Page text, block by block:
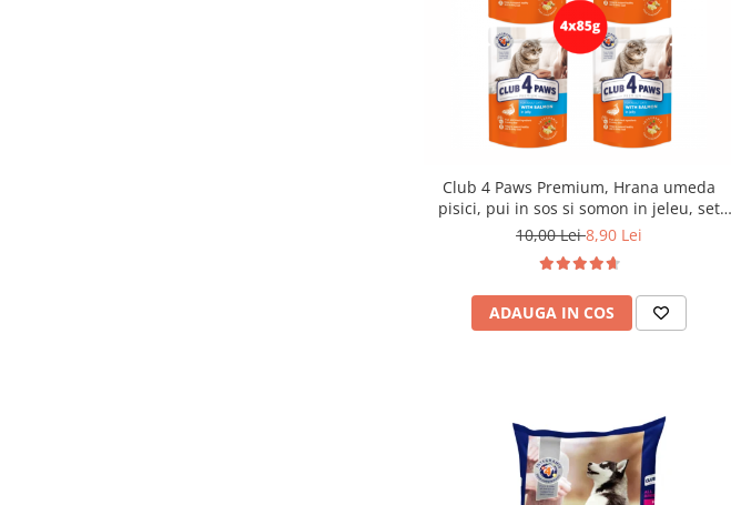
Club 4 Paws Premium, Hrana umeda
pisici, pui in sos si somon in jeleu, set
4x85g
10,00 Lei8,90 Lei
ADAUGA IN COS